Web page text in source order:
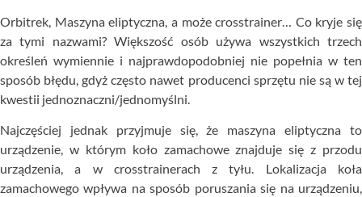
Orbitrek, Maszyna eliptyczna, a może crosstrainer… Co kryje się
za tymi nazwami? Większość osób używa wszystkich trzech
określeń wymiennie i najprawdopodobniej nie popełnia w ten
sposób błędu, gdyż często nawet producenci sprzętu nie są w tej
kwestii jednoznaczni/jednomyślni.
Najczęściej jednak przyjmuje się, że maszyna eliptyczna to
urządzenie, w którym koło zamachowe znajduje się z przodu
urządzenia, a w crosstrainerach z tyłu. Lokalizacja koła
zamachowego wpływa na sposób poruszania się na urządzeniu,